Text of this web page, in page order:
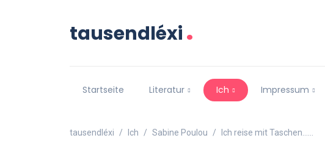
tausendléxi.
Startseite Literatur Ich Impressum
tausendléxi Ich Sabine Poulou Ich reise mit Taschen……